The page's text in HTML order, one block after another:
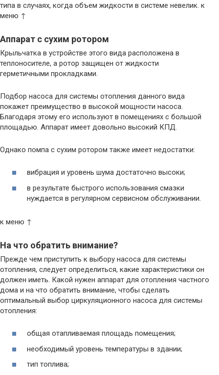
типа в случаях, когда объем жидкости в системе невелик. к
меню ↑
Аппарат с сухим ротором
Крыльчатка в устройстве этого вида расположена в
теплоносителе, а ротор защищен от жидкости
герметичными прокладками.
Подбор насоса для системы отопления данного вида
покажет преимущество в высокой мощности насоса.
Благодаря этому его используют в помещениях с большой
площадью. Аппарат имеет довольно высокий КПД.
Однако помпа с сухим ротором также имеет недостатки:
вибрация и уровень шума достаточно высоки;
в результате быстрого использования смазки
нуждается в регулярном сервисном обслуживании.
к меню ↑
На что обратить внимание?
Прежде чем приступить к выбору насоса для системы
отопления, следует определиться, какие характеристики он
должен иметь. Какой нужен аппарат для отопления частного
дома и на что обратить внимание, чтобы сделать
оптимальный выбор циркуляционного насоса для системы
отопления:
общая отапливаемая площадь помещения;
необходимый уровень температуры в здании;
тип топлива;